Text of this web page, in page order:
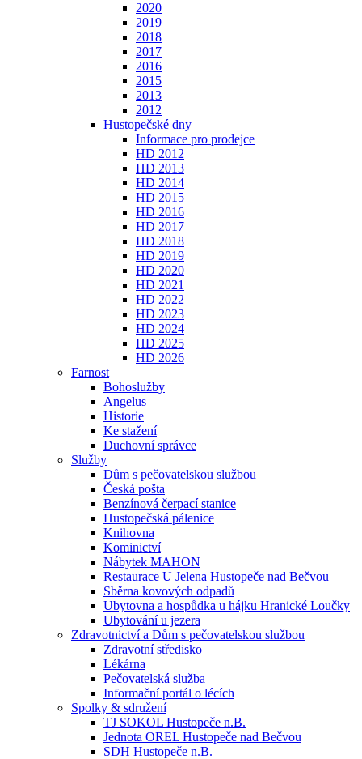
2020
2019
2018
2017
2016
2015
2013
2012
Hustopečské dny
Informace pro prodejce
HD 2012
HD 2013
HD 2014
HD 2015
HD 2016
HD 2017
HD 2018
HD 2019
HD 2020
HD 2021
HD 2022
HD 2023
HD 2024
HD 2025
HD 2026
Farnost
Bohoslužby
Angelus
Historie
Ke stažení
Duchovní správce
Služby
Dům s pečovatelskou službou
Česká pošta
Benzínová čerpací stanice
Hustopečská pálenice
Knihovna
Kominictví
Nábytek MAHON
Restaurace U Jelena Hustopeče nad Bečvou
Sběrna kovových odpadů
Ubytovna a hospůdka u hájku Hranické Loučky
Ubytování u jezera
Zdravotnictví a Dům s pečovatelskou službou
Zdravotní středisko
Lékárna
Pečovatelská služba
Informační portál o lécích
Spolky & sdružení
TJ SOKOL Hustopeče n.B.
Jednota OREL Hustopeče nad Bečvou
SDH Hustopeče n.B.